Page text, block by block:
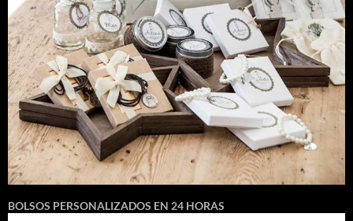
BOLSOS PERSONALIZADOS EN 24 HORAS